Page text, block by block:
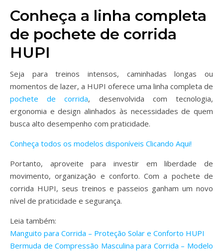
Conheça a linha completa
de pochete de corrida
HUPI
Seja para treinos intensos, caminhadas longas ou
momentos de lazer, a HUPI oferece uma linha completa de
pochete de corrida, desenvolvida com tecnologia,
ergonomia e design alinhados às necessidades de quem
busca alto desempenho com praticidade.
Conheça todos os modelos disponíveis Clicando Aqui!
Portanto, aproveite para investir em liberdade de
movimento, organização e conforto. Com a pochete de
corrida HUPI, seus treinos e passeios ganham um novo
nível de praticidade e segurança.
Leia também:
Manguito para Corrida – Proteção Solar e Conforto HUPI
Bermuda de Compressão Masculina para Corrida – Modelo